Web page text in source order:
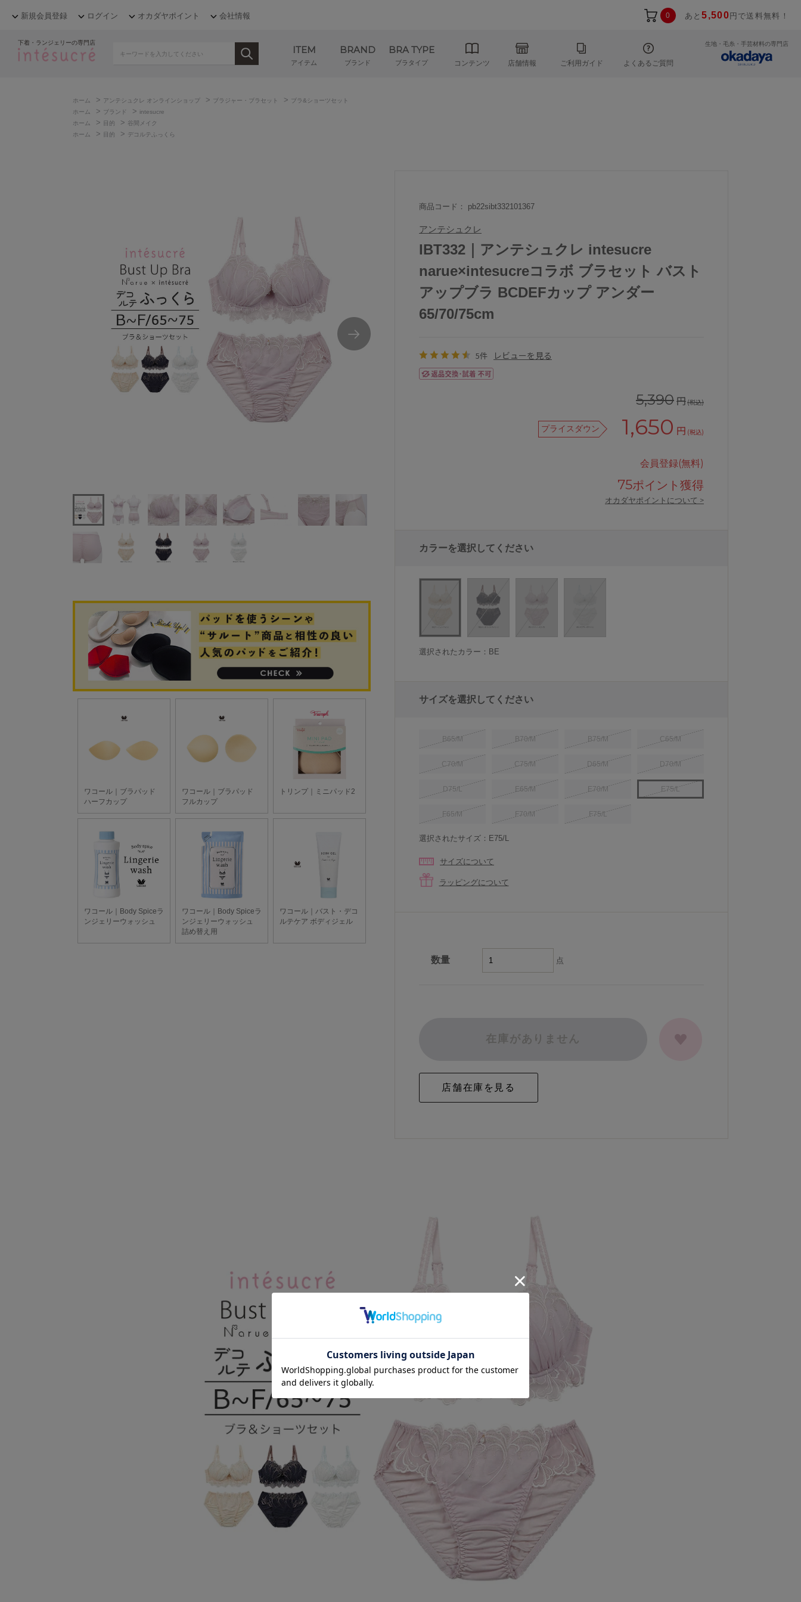
新規会員登録 ログイン オカダヤポイント 会社情報 0 あと5,500 円で送料無料！
下着・ランジェリーの専門店
ITEM
アイテム
BRAND
ブランド
BRA TYPE
ブラタイプ コンテンツ 店舗情報 ご利用ガイド よくあるご質問
生地・毛糸・手芸材料の専門店
ホーム > アンテシュクレ オンラインショップ > ブラジャー・ブラセット > ブラ&ショーツセット
ホーム
> ブランド > intesucre
ホーム
> 目的 > 谷間メイク
ホーム
> 目的 > デコルテふっくら
商品コード： pb22sibt332101367
アンテシュクレ
IBT332｜アンテシュクレ intesucre
narue×intesucreコラボ ブラセット バスト
アップブラ BCDEFカップ アンダー
65/70/75cm
5件 レビューを見る
5,390円(税込)
プライスダウン 1,650 円 (税込)
会員登録(無料)
75ポイント獲得
オカダヤポイントについて >
カラーを選択してください
選択されたカラー：BE
サイズを選択してください
B65/M B70/M B75/M C65/M
C70/M C75/M D65/M D70/M
D75/L E65/M E70/M E75/L
F65/M F70/M F75/L
選択されたサイズ：E75/L
サイズについて
ラッピングについて
数量 点
在庫がありません